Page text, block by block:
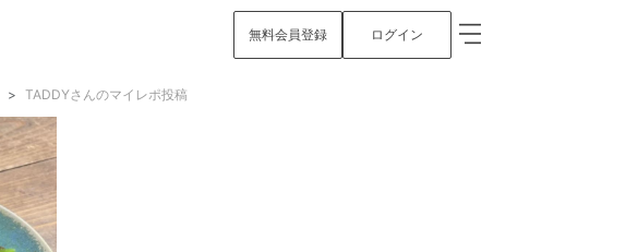
無料会員登録 ログイン
TADDYさんのマイレポ投稿